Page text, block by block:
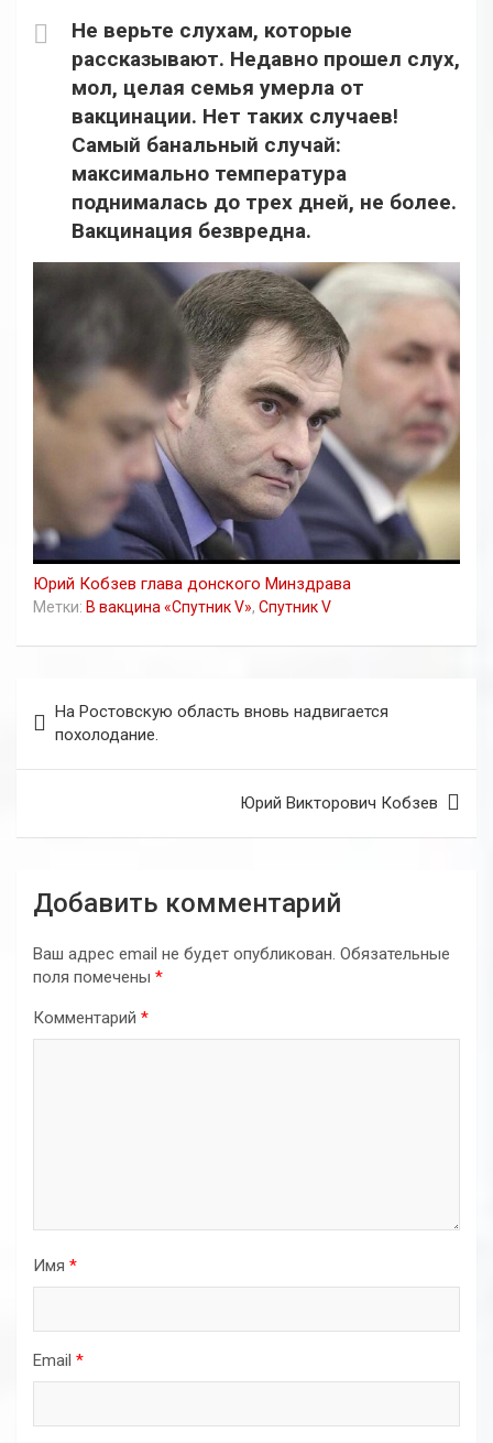
Не верьте слухам, которые
рассказывают. Недавно прошел слух,
мол, целая семья умерла от
вакцинации. Нет таких случаев!
Самый банальный случай:
максимально температура
поднималась до трех дней, не более.
Вакцинация безвредна.
Юрий Кобзев глава донского Минздрава
Метки: В вакцина «Спутник V», Спутник V
по
записям
На Ростовскую область вновь надвигается
похолодание.
Юрий Викторович Кобзев
Добавить комментарий
Ваш адрес email не будет опубликован. Обязательные
поля помечены *
Комментарий *
Имя *
Email *